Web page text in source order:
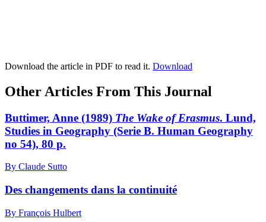
Download the article in PDF to read it. Download
Other Articles From This Journal
Buttimer, Anne (1989) The Wake of Erasmus. Lund,
Studies in Geography (Serie B. Human Geography
no 54), 80 p.
By Claude Sutto
Des changements dans la continuité
By François Hulbert